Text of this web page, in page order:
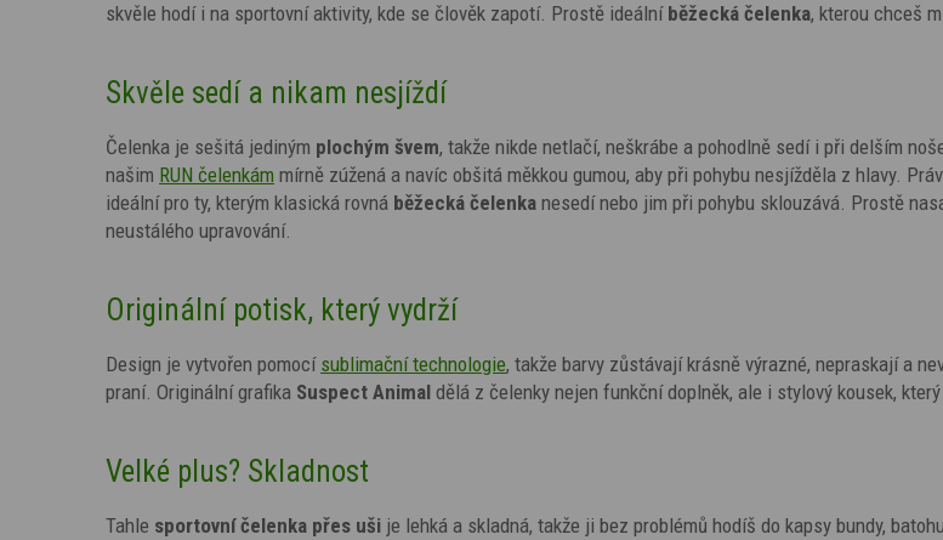
skvěle hodí i na sportovní aktivity, kde se člověk zapotí. Prostě ideální běžecká čelenka, kterou chceš
Skvěle sedí a nikam nesjíždí
Čelenka je sešitá jediným plochým švem, takže nikde netlačí, neškrábe a pohodlně sedí i při delším
našim RUN čelenkám mírně zúžená a navíc obšitá měkkou gumou, aby při pohybu nesjížděla z hlavy.
ideální pro ty, kterým klasická rovná běžecká čelenka nesedí nebo jim při pohybu sklouzává. Prostě
neustálého upravování.
Originální potisk, který vydrží
Design je vytvořen pomocí sublimační technologie, takže barvy zůstávají krásně výrazné, nepraskají a
praní. Originální grafika Suspect Animal dělá z čelenky nejen funkční doplněk, ale i stylový kousek,
Velké plus? Skladnost
Tahle sportovní čelenka přes uši je lehká a skladná, takže ji bez problémů hodíš do kapsy bundy,